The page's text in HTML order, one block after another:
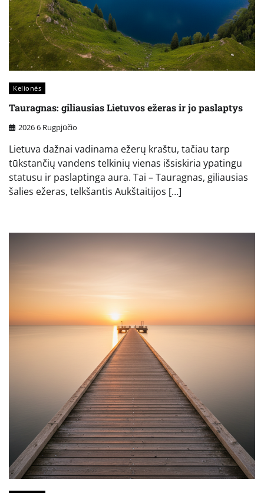
Kelionės
Tauragnas: giliausias Lietuvos ežeras ir jo paslaptys
2026 6 Rugpjūčio
Lietuva dažnai vadinama ežerų kraštu, tačiau tarp
tūkstančių vandens telkinių vienas išsiskiria ypatingu
statusu ir paslaptinga aura. Tai – Tauragnas, giliausias
šalies ežeras, telkšantis Aukštaitijos […]